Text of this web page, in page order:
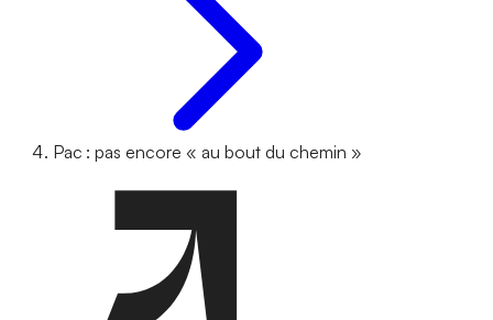
Pac : pas encore « au bout du chemin »